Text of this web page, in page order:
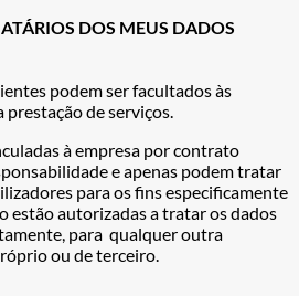
DOS MEUS DADOS
podem ser facultados às
prestação de serviços.
à empresa por contrato
e apenas podem tratar
para os fins especificamente
estão autorizadas a tratar os dados
para qualquer outra
ou de terceiro.